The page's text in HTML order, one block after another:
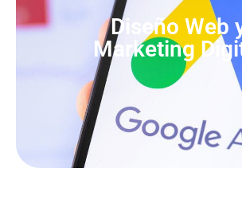
Diseño Web
Marketing